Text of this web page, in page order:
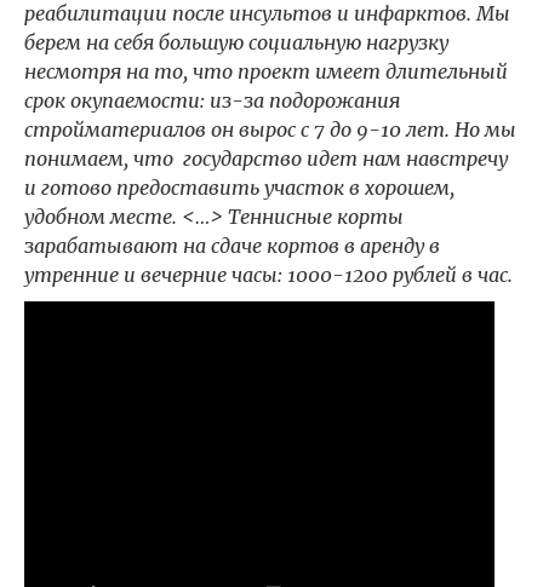
реабилитации после инсультов и инфарктов. Мы
берем на себя большую социальную нагрузку
несмотря на то, что проект имеет длительный
срок окупаемости: из-за подорожания
стройматериалов он вырос с 7 до 9-10 лет. Но мы
понимаем, что государство идет нам навстречу
и готово предоставить участок в хорошем,
удобном месте. <…> Теннисные корты
зарабатывают на сдаче кортов в аренду в
утренние и вечерние часы: 1000-1200 рублей в час.